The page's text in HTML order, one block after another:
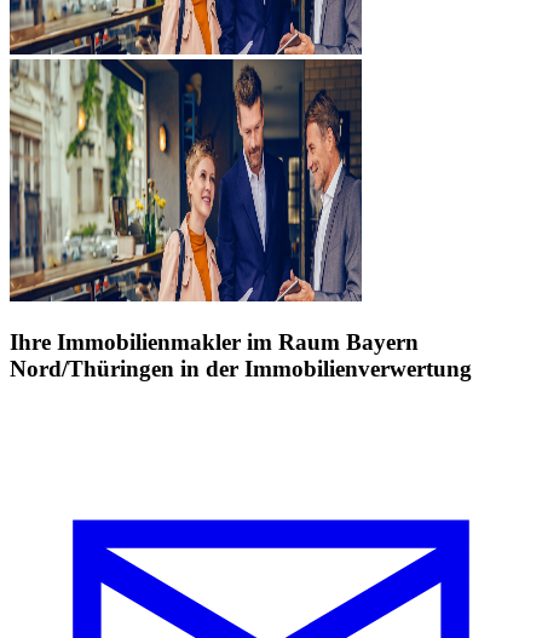
Ihre Immobilienmakler im Raum Bayern
Nord/Thüringen in der Immobilienverwertung